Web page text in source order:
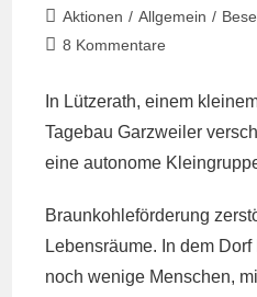
veröffentlicht:
Beitrags-
Kategorie:
Aktionen / Allgemein /
Beitrags-
8 Kommentare
In Lützerath, einem
Tagebau Garzweiler
eine autonome
Braunkohleförderung
Lebensräume. In dem
noch wenige Menschen,